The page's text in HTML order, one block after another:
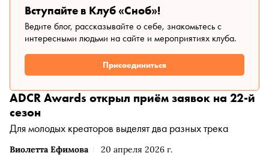
Вступайте в Клуб «Сноб»!
Ведите блог, рассказывайте о себе, знакомьтесь с
интересными людьми на сайте и мероприятиях клуба.
Присоединиться
Виолетта Ефимова 20 апреля 2026 г.
ADCR Awards открыл приём заявок на 22-й
сезон
Для молодых креаторов выделят два разных трека